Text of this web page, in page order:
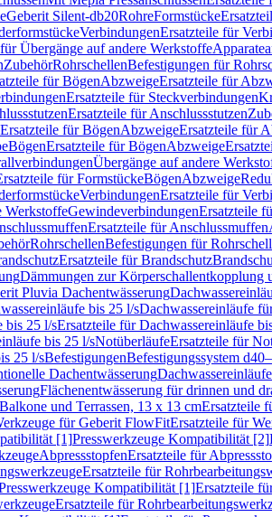
Geberit Silent-db20RohreFormstücke
VerbindungenErsatzteile für
Übergänge auf andere Werkstoffe
ZubehörRohrschellenBefestigungen für
für BögenAbzweigeErsatzteile für
Ersatzteile für Steckverbindungen
Ersatzteile für Anschlussstutzen
Ersatzteile für BögenAbzweigeErsatzteile für
BögenErsatzteile für BögenAbzweige
Übergänge auf andere
für FormstückeBögenAbzweige
VerbindungenErsatzteile für
WerkstoffeGewindeverbindungenErsatzteile
Ersatzteile für Anschlussmuffen
RohrschellenBefestigungen für
Ersatzteile für Brandschutz
Dämmungen zur Körperschallentkopplung
Pluvia Dachentwässerung
bis 25 l/sDachwassereinläufe
bis 25 l/sErsatzteile für Dachwassereinläufe
bis 25 l/sNotüberläufeErsatzteile für
25 l/sBefestigungenBefestigungssystem
DachentwässerungDachwassereinläufe
Flächenentwässerung für drinnen und
und Terrassen, 13 x 13 cmErsatzteile
für Geberit FlowFitErsatzteile für
[1]Presswerkzeuge Kompatibilität [2]
AbpressstopfenErsatzteile für
Ersatzteile für
Kompatibilität [1]Ersatzteile
Ersatzteile für